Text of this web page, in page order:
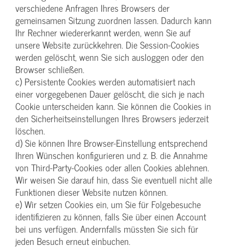
verschiedene Anfragen Ihres Browsers der
gemeinsamen Sitzung zuordnen lassen. Dadurch kann
Ihr Rechner wiedererkannt werden, wenn Sie auf
unsere Website zurückkehren. Die Session-Cookies
werden gelöscht, wenn Sie sich ausloggen oder den
Browser schließen.
c) Persistente Cookies werden automatisiert nach
einer vorgegebenen Dauer gelöscht, die sich je nach
Cookie unterscheiden kann. Sie können die Cookies in
den Sicherheitseinstellungen Ihres Browsers jederzeit
löschen.
d) Sie können Ihre Browser-Einstellung entsprechend
Ihren Wünschen konfigurieren und z. B. die Annahme
von Third-Party-Cookies oder allen Cookies ablehnen.
Wir weisen Sie darauf hin, dass Sie eventuell nicht alle
Funktionen dieser Website nutzen können.
e) Wir setzen Cookies ein, um Sie für Folgebesuche
identifizieren zu können, falls Sie über einen Account
bei uns verfügen. Andernfalls müssten Sie sich für
jeden Besuch erneut einbuchen.